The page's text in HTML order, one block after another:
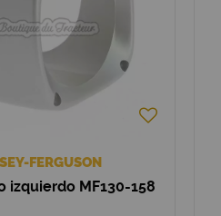
FERGUSON
izquierdo MF130-158